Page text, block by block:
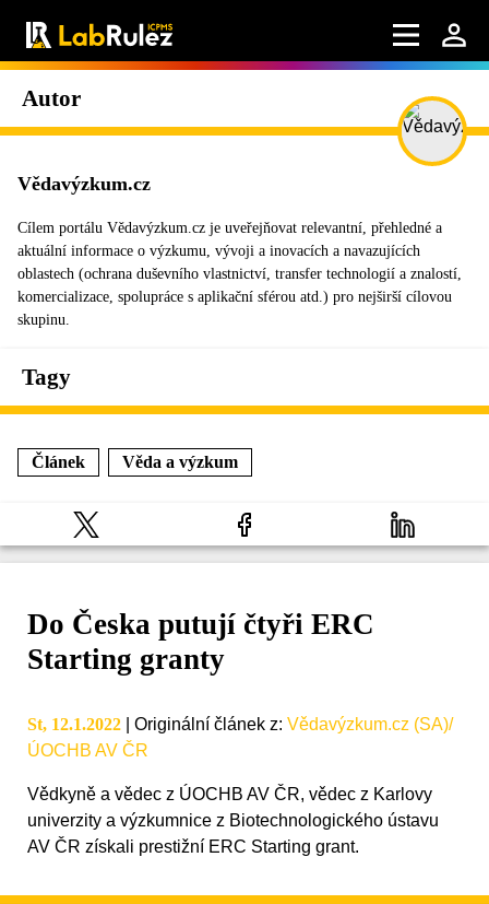
Autor
Vědavýzkum.cz
Cílem portálu Vědavýzkum.cz je uveřejňovat relevantní, přehledné a
aktuální informace o výzkumu, vývoji a inovacích a navazujících
oblastech (ochrana duševního vlastnictví, transfer technologií a znalostí,
komercializace, spolupráce s aplikační sférou atd.) pro nejširší cílovou
skupinu.
Tagy
Článek Věda a výzkum
Do Česka putují čtyři ERC
Starting granty
St, 12.1.2022 Originální článek z: Vědavýzkum.cz (SA)/
ÚOCHB AV ČR
Vědkyně a vědec z ÚOCHB AV ČR, vědec z Karlovy
univerzity a výzkumnice z Biotechnologického ústavu
AV ČR získali prestižní ERC Starting grant.